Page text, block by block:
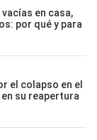
en casa,
por qué y para
el colapso en el
su reapertura